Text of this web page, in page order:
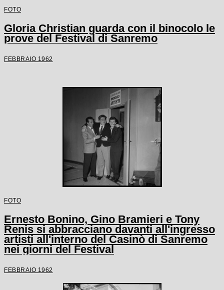
FOTO
Gloria Christian guarda con il binocolo le
prove del Festival di Sanremo
FEBBRAIO 1962
FOTO
Ernesto Bonino, Gino Bramieri e Tony
Renis si abbracciano davanti all'ingresso
artisti all'interno del Casinò di Sanremo
nei giorni del Festival
FEBBRAIO 1962